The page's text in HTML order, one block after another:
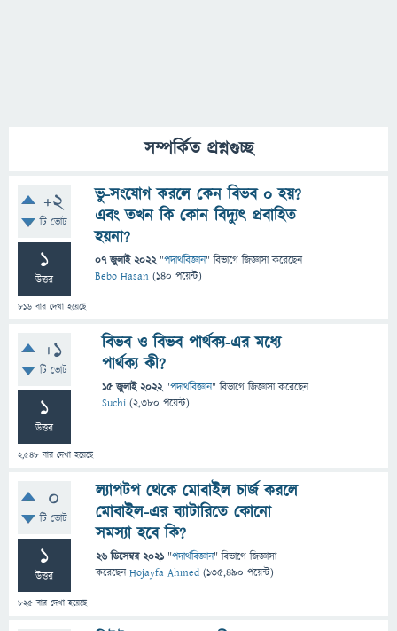
সম্পর্কিত প্রশ্নগুচ্ছ
+2
টি ভোট
1
উত্তর
816 বার দেখা হয়েছে
ভু-সংযোগ করলে কেন বিভব ০ হয়?
এবং তখন কি কোন বিদ্যুৎ প্রবাহিত
হয়না?
07 জুলাই 2022 "পদার্থবিজ্ঞান" বিভাগে জিজ্ঞাসাকরেছেন
Bebo Hasan (140 পয়েন্ট)
+1
টি ভোট
1
উত্তর
2,548 বার দেখা হয়েছে
বিভব ও বিভব পার্থক্য-এর মধ্যে
পার্থক্য কী?
15 জুলাই 2022 "পদার্থবিজ্ঞান" বিভাগে জিজ্ঞাসাকরেছেন
Suchi (2,380 পয়েন্ট)
0
টি ভোট
1
উত্তর
825 বার দেখা হয়েছে
ল্যাপটপ থেকে মোবাইল চার্জ করলে
মোবাইল-এর ব্যাটারিতে কোনো
সমস্যা হবে কি?
26 ডিসেম্বর 2021 "পদার্থবিজ্ঞান" বিভাগে জিজ্ঞাসা
করেছেনHojayfa Ahmed (135,490 পয়েন্ট)